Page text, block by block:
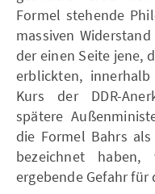
Formel stehende
massiven
der einen Seite jene,
erblickten,
Kurs der DDR-
spätere
die Formel Bahrs als
bezeichnet
ergebende Gefahr